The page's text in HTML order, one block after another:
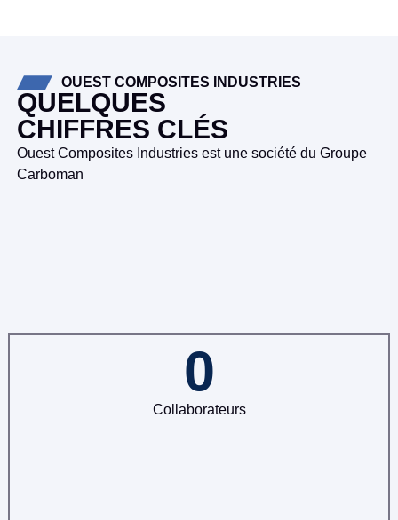
OUEST COMPOSITES INDUSTRIES
QUELQUES
CHIFFRES CLÉS
Ouest Composites Industries est une société du Groupe
Carboman
0
Collaborateurs